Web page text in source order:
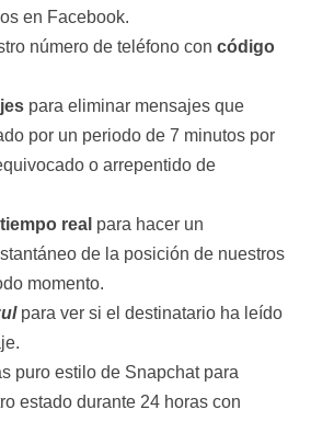
en Facebook.
número de teléfono con código
para eliminar mensajes que
por un periodo de 7 minutos por
o arrepentido de
real para hacer un
de la posición de nuestros
momento.
para ver si el destinatario ha leído
puro estilo de Snapchat para
estado durante 24 horas con